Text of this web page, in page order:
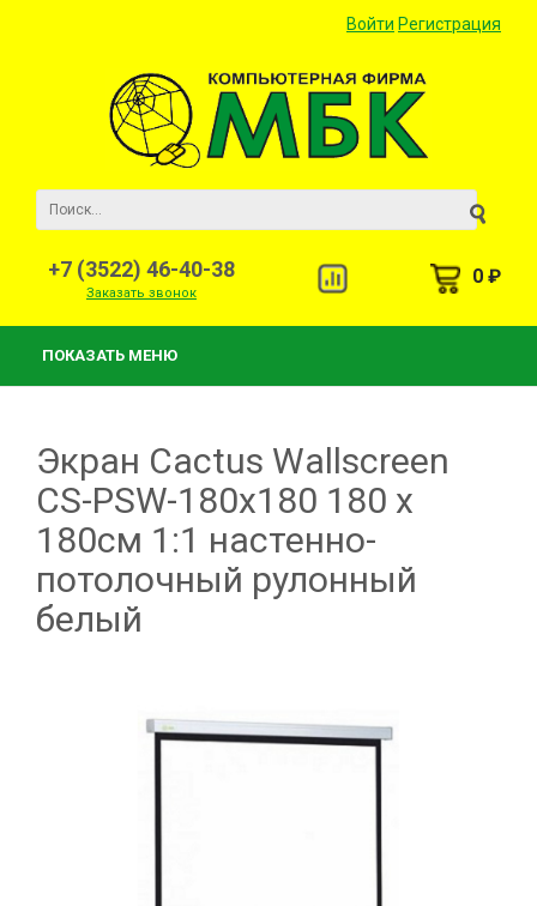
Войти Регистрация
+7 (3522) 46-40-38
Заказать звонок
0 ₽
ПОКАЗАТЬ МЕНЮ
Экран Cactus Wallscreen
CS-PSW-180x180 180 x
180см 1:1 настенно-
потолочный рулонный
белый